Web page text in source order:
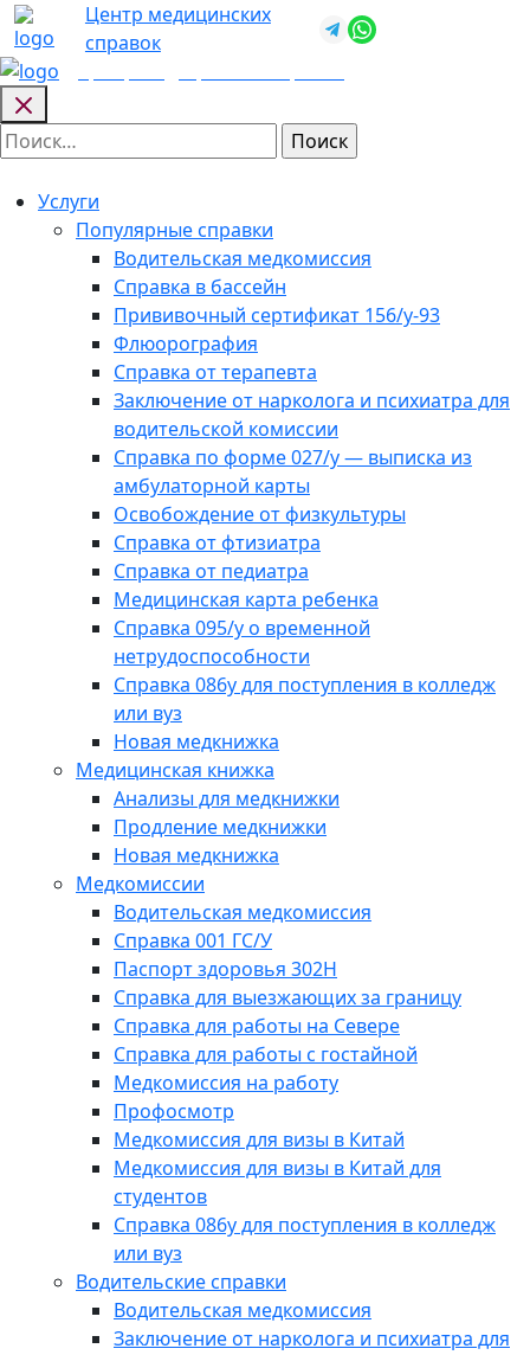
Skip
to
content
Центр медицинских
справок
Найти:
Услуги
Популярные справки
Водительская медкомиссия
Справка в бассейн
Прививочный сертификат 156/у-93
Флюорография
Справка от терапевта
Заключение от нарколога и психиатра для
водительской комиссии
Справка по форме 027/у — выписка из
амбулаторной карты
Освобождение от физкультуры
Справка от фтизиатра
Справка от педиатра
Медицинская карта ребенка
Справка 095/у о временной
нетрудоспособности
Справка 086у для поступления в колледж
или вуз
Новая медкнижка
Медицинская книжка
Анализы для медкнижки
Продление медкнижки
Новая медкнижка
Медкомиссии
Водительская медкомиссия
Справка 001 ГС/У
Паспорт здоровья 302Н
Справка для выезжающих за границу
Справка для работы на Севере
Справка для работы с гостайной
Медкомиссия на работу
Профосмотр
Медкомиссия для визы в Китай
Медкомиссия для визы в Китай для
студентов
Справка 086у для поступления в колледж
или вуз
Водительские справки
Водительская медкомиссия
Заключение от нарколога и психиатра для